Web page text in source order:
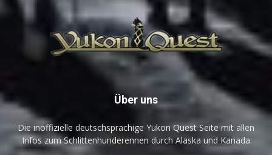
Über uns
Die inoffizielle deutschsprachige Yukon Quest Seite mit allen
Infos zum Schlittenhunderennen durch Alaska und Kanada